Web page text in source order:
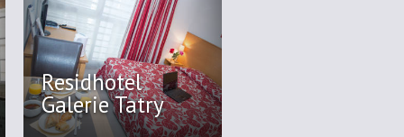
Residhotel
Galerie Tatry